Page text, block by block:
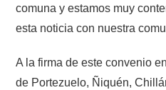
comuna y estamos muy
esta noticia con nuestra
A la firma de este convenio
de Portezuelo, Ñiquén,